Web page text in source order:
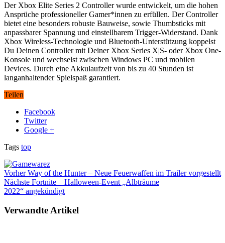
Der Xbox Elite Series 2 Controller wurde entwickelt, um die hohen
Ansprüche professioneller Gamer*innen zu erfüllen. Der Controller
bietet eine besonders robuste Bauweise, sowie Thumbsticks mit
anpassbarer Spannung und einstellbarem Trigger-Widerstand. Dank
Xbox Wireless-Technologie und Bluetooth-Unterstützung koppelst
Du Deinen Controller mit Deiner Xbox Series X|S- oder Xbox One-
Konsole und wechselst zwischen Windows PC und mobilen
Devices. Durch eine Akkulaufzeit von bis zu 40 Stunden ist
langanhaltender Spielspaß garantiert.
Teilen
Facebook
Twitter
Google +
Tags top
VorherWay of the Hunter – Neue Feuerwaffen im Trailer vorgestellt
Nächste Fortnite – Halloween-Event „Albträume
2022“ angekündigt
Verwandte Artikel